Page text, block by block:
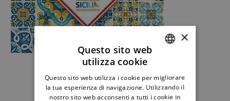
ENGLISH
×
Questo sito web
utilizza cookie
Questo sito web utilizza i cookie per migliorare
la tua esperienza di navigazione. Utilizzando il
nostro sito web acconsenti a tutti i cookie in